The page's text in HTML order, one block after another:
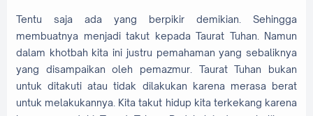
Tentu saja ada yang berpikir demikian. Sehingga
membuatnya menjadi takut kepada Taurat Tuhan. Namun
dalam khotbah kita ini justru pemahaman yang sebaliknya
yang disampaikan oleh pemazmur. Taurat Tuhan bukan
untuk ditakuti atau tidak dilakukan karena merasa berat
untuk melakukannya. Kita takut hidup kita terkekang karena